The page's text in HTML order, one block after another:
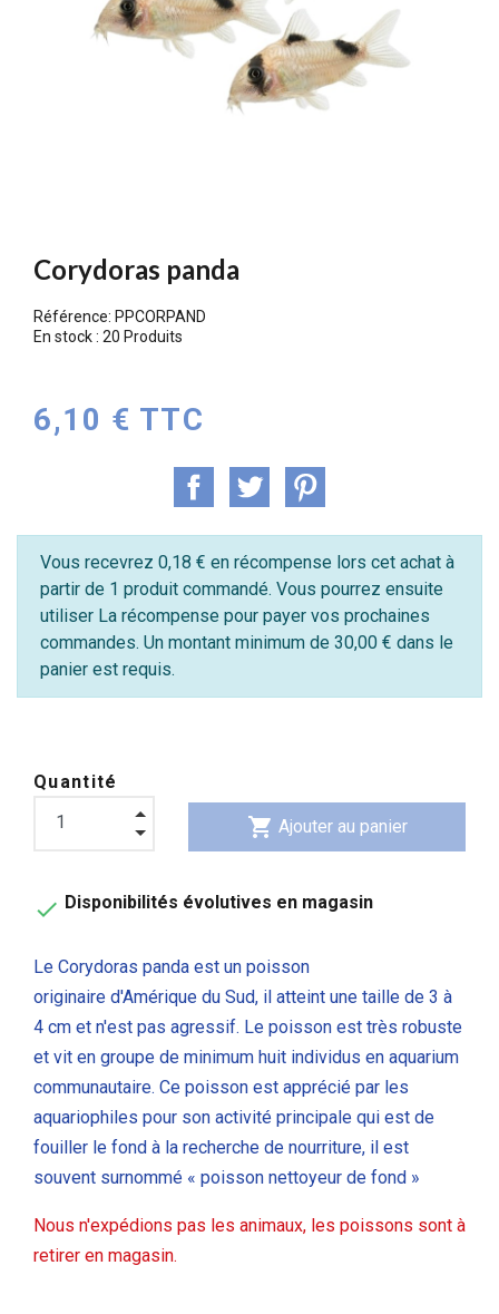
Corydoras panda
Référence: PPCORPAND
En stock : 20 Produits
6,10 € TTC
Vous recevrez 0,18 € en récompense lors cet achat à
partir de 1 produit commandé. Vous pourrez ensuite
utiliser La récompense pour payer vos prochaines
commandes. Un montant minimum de 30,00 € dans le
panier est requis.
Quantité
shopping_cart Ajouter au panier
 Disponibilités évolutives en magasin
Le Corydoras panda est un poisson
originaire d'Amérique du Sud, il atteint une taille de 3 à
4 cm et n'est pas agressif. Le poisson est très robuste
et vit en groupe de minimum huit individus en aquarium
communautaire. Ce poisson est apprécié par les
aquariophiles pour son activité principale qui est de
fouiller le fond à la recherche de nourriture, il est
souvent surnommé « poisson nettoyeur de fond »
Nous n'expédions pas les animaux, les poissons sont à
retirer en magasin.